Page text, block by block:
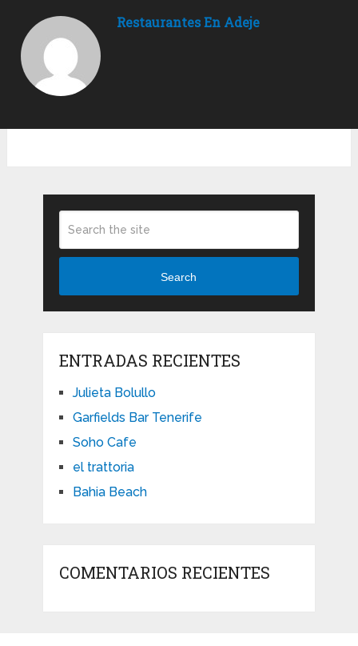
Restaurantes En Adeje
Search
ENTRADAS RECIENTES
Julieta Bolullo
Garfields Bar Tenerife
Soho Cafe
el trattoria
Bahia Beach
COMENTARIOS RECIENTES